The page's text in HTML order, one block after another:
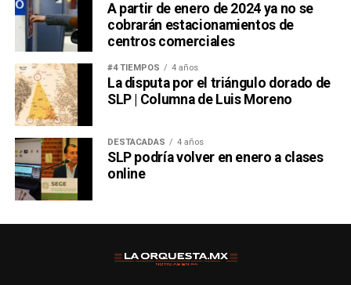
A partir de enero de 2024 ya no se
cobrarán estacionamientos de
centros comerciales
#4 TIEMPOS 4 años
La disputa por el triángulo dorado de
SLP | Columna de Luis Moreno
DESTACADAS 4 años
SLP podría volver en enero a clases
online